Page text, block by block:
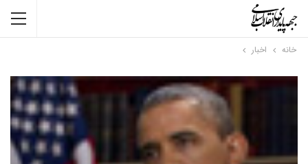
خانه اخبار